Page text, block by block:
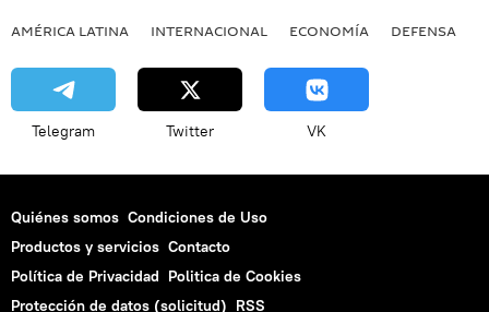
AMÉRICA LATINA INTERNACIONAL ECONOMÍA DEFENSA
Telegram Twitter VK
Quiénes somos Condiciones de Uso
Productos y servicios Contacto
Política de Privacidad Politica de Cookies
Protección de datos (solicitud) RSS